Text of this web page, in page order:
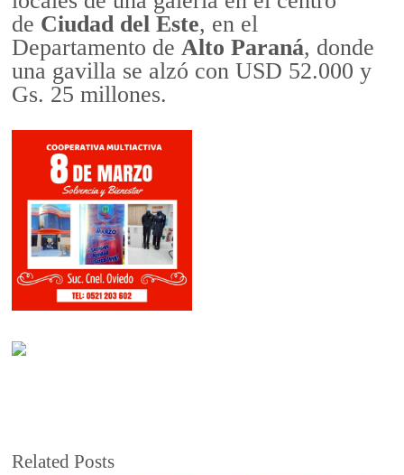
de Ciudad del Este, en el
Departamento deAlto Paraná, donde
una gavilla se alzó con USD 52.000 y
Gs. 25 millones.
Related Posts